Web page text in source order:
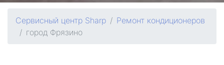
Сервисный центр Sharp
Ремонт кондиционеров
город Фрязино